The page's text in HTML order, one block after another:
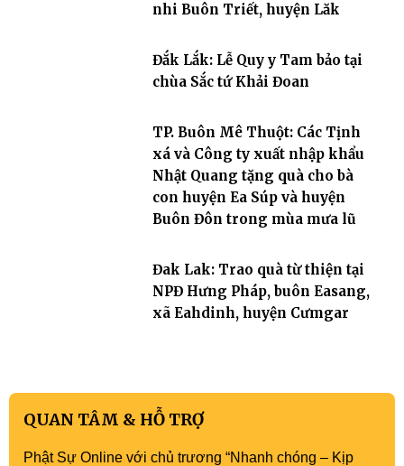
nhi Buôn Triết, huyện Lăk
Đắk Lắk: Lễ Quy y Tam bảo tại
chùa Sắc tứ Khải Đoan
TP. Buôn Mê Thuột: Các Tịnh
xá và Công ty xuất nhập khẩu
Nhật Quang tặng quà cho bà
con huyện Ea Súp và huyện
Buôn Đôn trong mùa mưa lũ
Đak Lak: Trao quà từ thiện tại
NPĐ Hưng Pháp, buôn Easang,
xã Eahdinh, huyện Cưmgar
QUAN TÂM & HỖ TRỢ
Phật Sự Online với chủ trương “Nhanh chóng – Kịp